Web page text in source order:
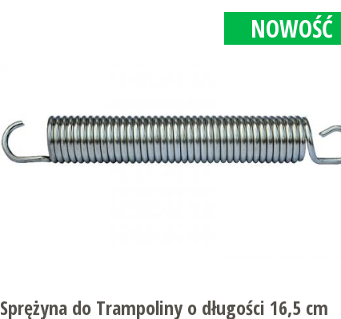
NOWOŚĆ
Sprężyna do Trampoliny o długości 16,5 cm